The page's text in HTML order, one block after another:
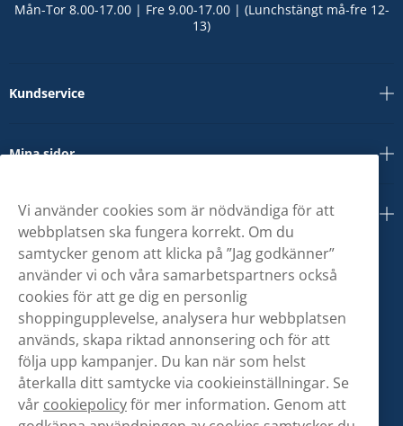
Mån-Tor 8.00-17.00 | Fre 9.00-17.00 | (Lunchstängt må-fre 12-
13)
Kundservice
Mina sidor
Om oss
Vi använder cookies som är nödvändiga för att
webbplatsen ska fungera korrekt. Om du
samtycker genom att klicka på ”Jag godkänner”
använder vi och våra samarbetspartners också
cookies för att ge dig en personlig
shoppingupplevelse, analysera hur webbplatsen
används, skapa riktad annonsering och för att
följa upp kampanjer. Du kan när som helst
återkalla ditt samtycke via cookieinställningar. Se
vår cookiepolicyför mer information. Genom att